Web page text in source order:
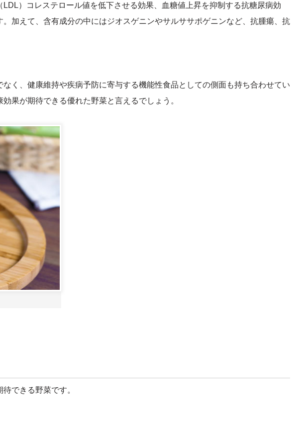
）コレステロール値を低下させる効果、血糖値上昇を抑制する抗糖尿病効
加えて、含有成分の中にはジオスゲニンやサルササポゲニンなど、抗腫瘍、抗
く、健康維持や疾病予防に寄与する機能性食品としての側面も持ち合わせてい
果が期待できる優れた野菜と言えるでしょう。
できる野菜です。